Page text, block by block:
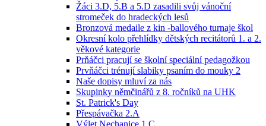
Žáci 3.D, 5.B a 5.D zasadili svůj vánoční
stromeček do hradeckých lesů
Bronzová medaile z kin -ballového turnaje škol
Okresní kolo přehlídky dětských recitátorů 1. a 2.
věkové kategorie
Prňáčci pracují se školní speciální pedagožkou
Prvňáčci trénují slabiky psaním do mouky 2
Naše dopisy mluví za nás
Skupinky němčinářů z 8. ročníků na UHK
St. Patrick's Day
Přespávačka 2.A